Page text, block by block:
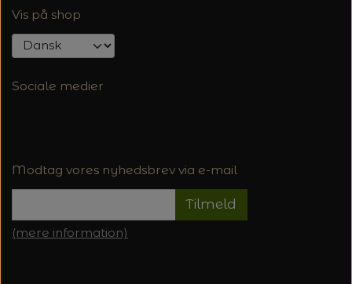
Vis på shop
Sociale medier
Modtag vores nyhedsbrev via e-mail
Tilmeld
(mere information)